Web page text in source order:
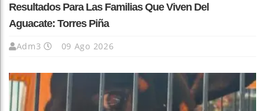
Resultados Para Las Familias Que Viven Del
Aguacate: Torres Piña
Adm3 09 Ago 2026